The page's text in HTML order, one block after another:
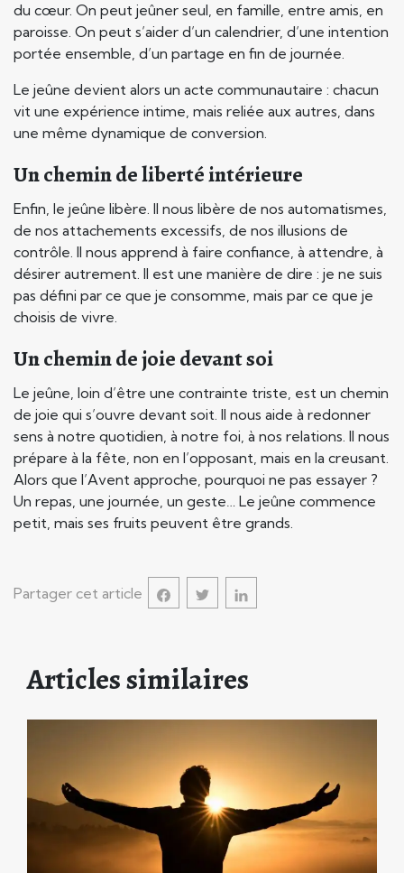
du cœur. On peut jeûner seul, en famille, entre amis, en
paroisse. On peut s’aider d’un calendrier, d’une intention
portée ensemble, d’un partage en fin de journée.
Le jeûne devient alors un acte communautaire : chacun
vit une expérience intime, mais reliée aux autres, dans
une même dynamique de conversion.
Un chemin de liberté intérieure
Enfin, le jeûne libère. Il nous libère de nos automatismes,
de nos attachements excessifs, de nos illusions de
contrôle. Il nous apprend à faire confiance, à attendre, à
désirer autrement. Il est une manière de dire : je ne suis
pas défini par ce que je consomme, mais par ce que je
choisis de vivre.
Un chemin de joie devant soi
Le jeûne, loin d’être une contrainte triste, est un chemin
de joie qui s’ouvre devant soit. Il nous aide à redonner
sens à notre quotidien, à notre foi, à nos relations. Il nous
prépare à la fête, non en l’opposant, mais en la creusant.
Alors que l’Avent approche, pourquoi ne pas essayer ?
Un repas, une journée, un geste… Le jeûne commence
petit, mais ses fruits peuvent être grands.
Partager cet article
Articles similaires